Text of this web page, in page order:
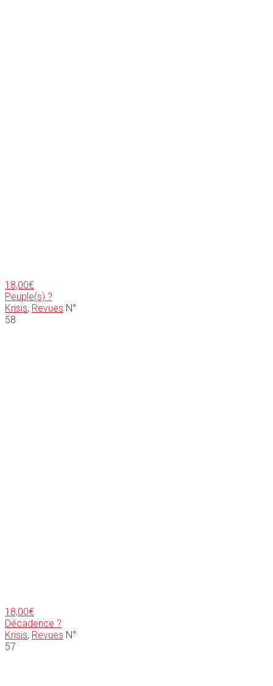
18,00€
Peuple(s) ?
Krisis, Revues N°
58
18,00€
Décadence ?
Krisis, Revues N°
57